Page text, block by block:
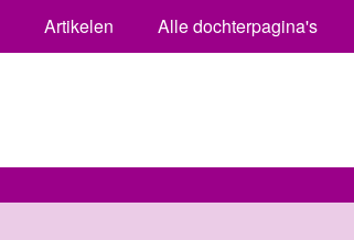
Artikelen Alle dochterpagina's